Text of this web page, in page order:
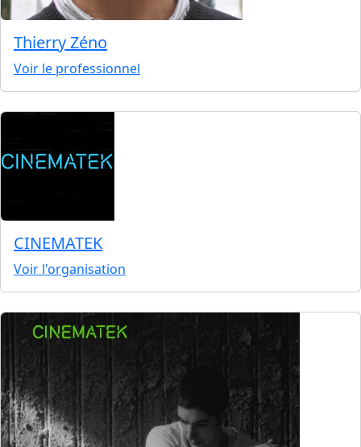
Thierry Zéno
Voir le professionnel
CINEMATEK
Voir l'organisation